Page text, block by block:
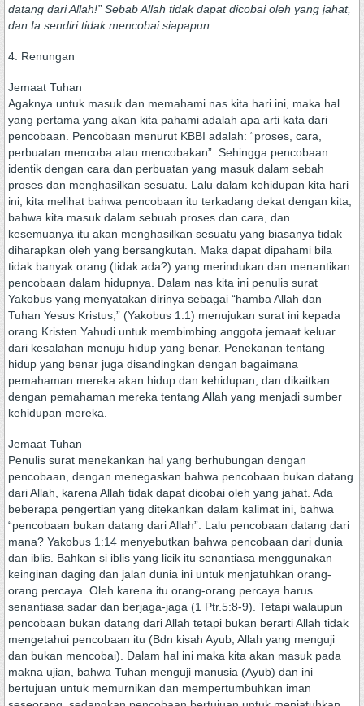
datang dari Allah!” Sebab Allah tidak dapat dicobai oleh yang jahat,
dan Ia sendiri tidak mencobai siapapun.
4. Renungan
Jemaat Tuhan
Agaknya untuk masuk dan memahami nas kita hari ini, maka hal
yang pertama yang akan kita pahami adalah apa arti kata dari
pencobaan. Pencobaan menurut KBBI adalah: “proses, cara,
perbuatan mencoba atau mencobakan”. Sehingga pencobaan
identik dengan cara dan perbuatan yang masuk dalam sebah
proses dan menghasilkan sesuatu. Lalu dalam kehidupan kita hari
ini, kita melihat bahwa pencobaan itu terkadang dekat dengan kita,
bahwa kita masuk dalam sebuah proses dan cara, dan
kesemuanya itu akan menghasilkan sesuatu yang biasanya tidak
diharapkan oleh yang bersangkutan. Maka dapat dipahami bila
tidak banyak orang (tidak ada?) yang merindukan dan menantikan
pencobaan dalam hidupnya. Dalam nas kita ini penulis surat
Yakobus yang menyatakan dirinya sebagai “hamba Allah dan
Tuhan Yesus Kristus,” (Yakobus 1:1) menujukan surat ini kepada
orang Kristen Yahudi untuk membimbing anggota jemaat keluar
dari kesalahan menuju hidup yang benar. Penekanan tentang
hidup yang benar juga disandingkan dengan bagaimana
pemahaman mereka akan hidup dan kehidupan, dan dikaitkan
dengan pemahaman mereka tentang Allah yang menjadi sumber
kehidupan mereka.
Jemaat Tuhan
Penulis surat menekankan hal yang berhubungan dengan
pencobaan, dengan menegaskan bahwa pencobaan bukan datang
dari Allah, karena Allah tidak dapat dicobai oleh yang jahat. Ada
beberapa pengertian yang ditekankan dalam kalimat ini, bahwa
“pencobaan bukan datang dari Allah”. Lalu pencobaan datang dari
mana? Yakobus 1:14 menyebutkan bahwa pencobaan dari dunia
dan iblis. Bahkan si iblis yang licik itu senantiasa menggunakan
keinginan daging dan jalan dunia ini untuk menjatuhkan orang-
orang percaya. Oleh karena itu orang-orang percaya harus
senantiasa sadar dan berjaga-jaga (1 Ptr.5:8-9). Tetapi walaupun
pencobaan bukan datang dari Allah tetapi bukan berarti Allah tidak
mengetahui pencobaan itu (Bdn kisah Ayub, Allah yang menguji
dan bukan mencobai). Dalam hal ini maka kita akan masuk pada
makna ujian, bahwa Tuhan menguji manusia (Ayub) dan ini
bertujuan untuk memurnikan dan mempertumbuhkan iman